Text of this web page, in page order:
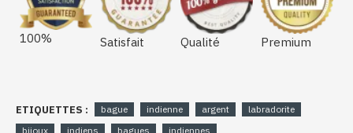
100% Satisfait Qualité Premium
ETIQUETTES : bague indienne argent
labradorite
bijoux
indiens bagues indiennes